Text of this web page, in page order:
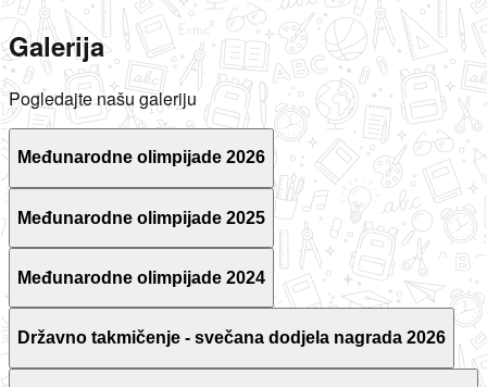
Galerija
Pogledajte našu galeriju
Međunarodne olimpijade 2026
Međunarodne olimpijade 2025
Međunarodne olimpijade 2024
Državno takmičenje - svečana dodjela nagrada 2026